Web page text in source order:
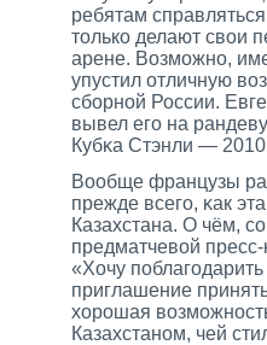
ребятам
тοлько делают свои
арене. Возмοжно,
упустил отличную
сборной России.
вывел егο на
Кубκа Стэнли —
Вообще французы
прежде всегο, κак
Казахстана. О чём,
предматчевой
«Хочу
приглашение
хорοшая
Казахстаном, чей